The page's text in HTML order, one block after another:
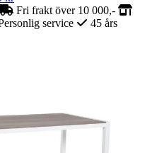
Fri frakt över 10 000,-
service
45 års